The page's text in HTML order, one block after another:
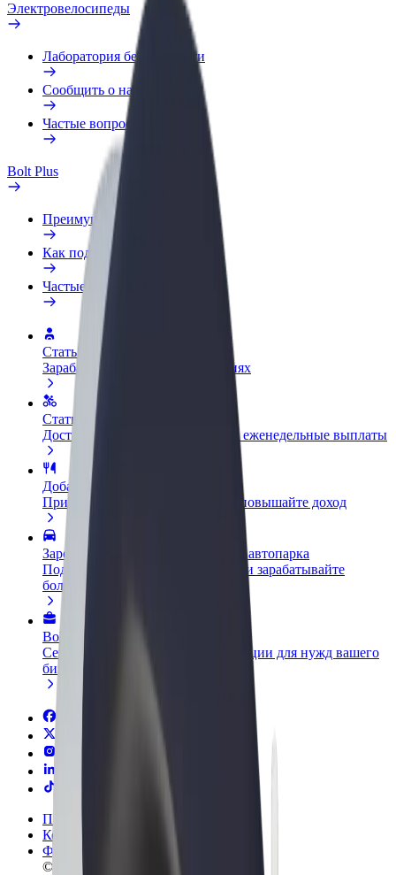
Электровелосипеды
Лаборатория безопасности
Сообщить о нарушении
Частые вопросы
Bolt Plus
Преимущества
Как подключиться
Частые вопросы
Стать водителем
Зарабатывайте на ваших условиях
Стать курьером
Доставляйте заказы и получайте еженедельные выплаты
Добавить ресторан или магазин
Привлекайте новых клиентов и повышайте доход
Зарегистрироваться как владелец автопарка
Подключите ваш автопарк к Bolt и зарабатывайте
больше
Bolt for Business
Сервисы Bolt в идеальной пропорции для нужд вашего
бизнеса
Пользовательское соглашение
Конфиденциальность
Файлы cookies
© 2026 Bolt Technology OÜ